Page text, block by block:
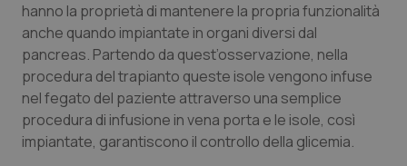
Molise
Piemonte
Provincia Autonoma di Bolzano
Epatiti
HIV
Infezioni & Febbre
hanno la proprietà di mantenere la propria funzionalità
anche quando impiantate in organi diversi dal
pancreas. Partendo da quest’osservazione, nella
procedura del trapianto queste isole vengono infuse
nel fegato del paziente attraverso una semplice
procedura di infusione in vena porta e le isole, così
impiantate, garantiscono il controllo della glicemia.